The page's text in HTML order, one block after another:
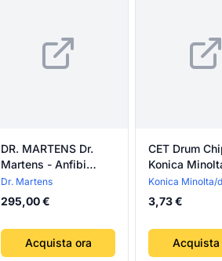
DR. MARTENS Dr.
Martens - Anfibi
Molly Lacci Raso Neri
da Donna
Dr. Martens
295,00 €
Acquista ora
CET Drum
Konica
313K,DR-
Konica Minolta/
3,73 €
Acquista